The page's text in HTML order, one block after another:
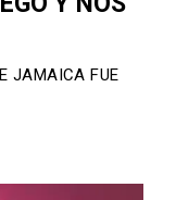
JAMAICA FUE